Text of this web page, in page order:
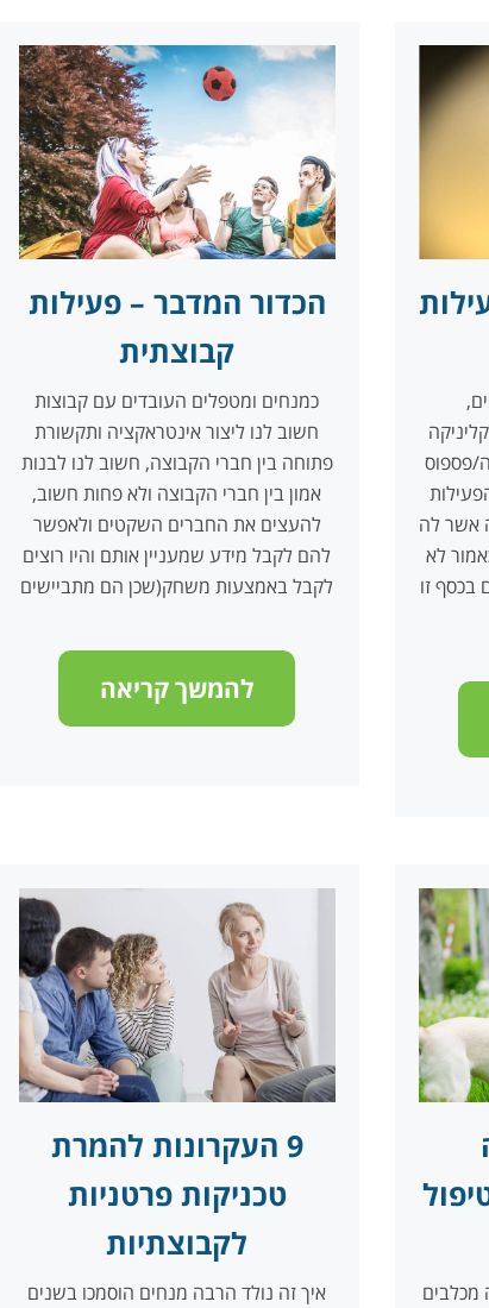
הכדור המדבר – פעילות
קבוצתית
כמנחים ומטפלים העובדים עם קבוצות
חשוב לנו ליצור אינטראקציה ותקשורת
פתוחה בין חברי הקבוצה, חשוב לנו לבנות
אמון בין חברי הקבוצה ולא פחות חשוב,
להעצים את החברים השקטים ולאפשר
להם לקבל מידע שמעניין אותם והיו רוצים
לקבל באמצעות משחק(שכן הם מתביישים
להמשך קריאה
פספוס
אשר לה
לא
בכסף זו
9 העקרונות להמרת
טכניקות פרטניות
לקבוצתיות
איך זה נולד הרבה מנחים הוסמכו בשנים
מכלבים